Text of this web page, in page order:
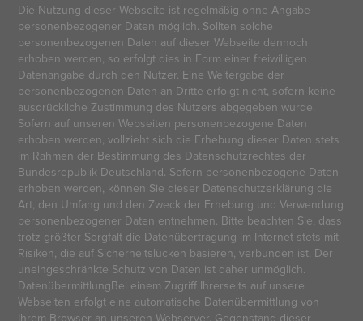
Die Nutzung dieser Webseite ist regelmäßig ohne Angabe
personenbezogener Daten möglich. Sollten solche
personenbezogenen Daten auf dieser Webseite dennoch
erhoben werden, so erfolgt dies in Form einer freiwilligen
Datenangabe durch den Nutzer. Eine Weitergabe der
personenbezogenen Daten an Dritte erfolgt nicht, sofern keine
ausdrückliche Zustimmung des Nutzers abgegeben wurde.
Sofern auf unseren Webseiten personenbezogene Daten
erhoben werden, vollzieht sich die Erhebung dieser Daten stets
im Rahmen der Bestimmung des Datenschutzrechtes der
Bundesrepublik Deutschland. Sofern personenbezogene Daten
erhoben werden, können Sie dieser Datenschutzerklärung die
Art, den Umfang und den Zweck der Erhebung und Verwendung
personenbezogener Daten entnehmen. Bitte beachten Sie, dass
trotz größter Sorgfalt die Datenübertragung im Internet stets mit
Risiken, die auf Sicherheitslücken basieren, verbunden ist. Der
uneingeschränkte Schutz von Daten ist daher unmöglich.
DatenübermittlungBei einem Zugriff Ihrerseits auf unsere
Webseiten erfolgt eine automatische Datenübermittlung von
Ihrem Browser an unseren Webserver. Gegenstand dieser